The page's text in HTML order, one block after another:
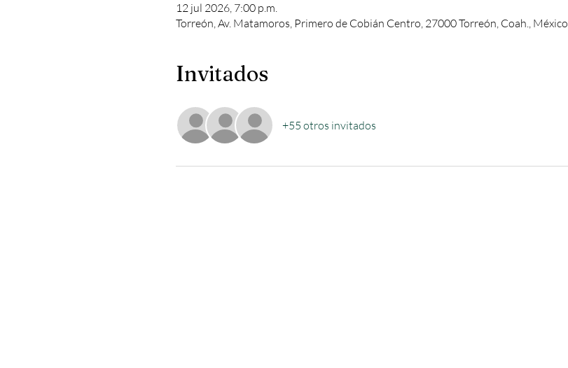
12 jul 2026, 7:00 p.m.
Torreón, Av. Matamoros, Primero de Cobián Centro, 27000 Torreón, Coah., México
Invitados
+55 otros invitados